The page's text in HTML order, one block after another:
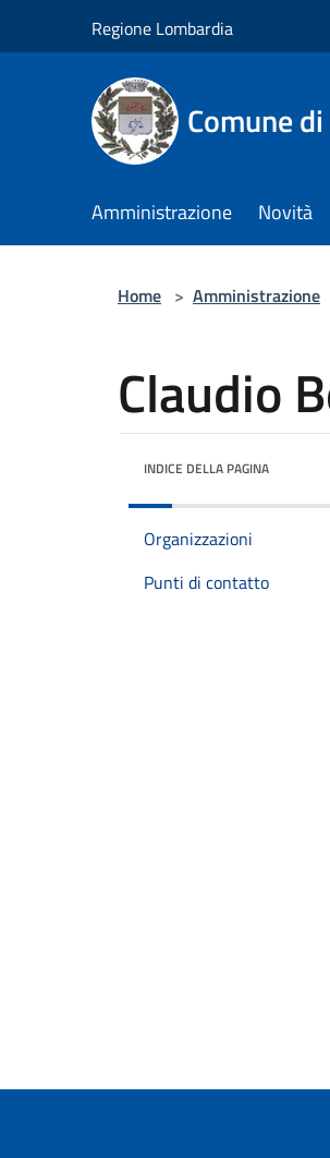
Regione Lombardia
Comune
Amministrazione Novità
Home > Amministrazione
Claudio
INDICE DELLA PAGINA
Organizzazioni
Punti di contatto